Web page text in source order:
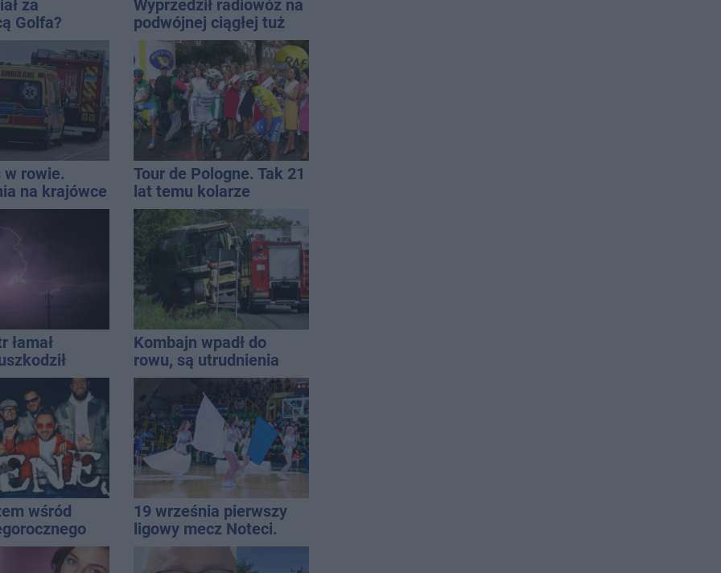
za
Golfa?
zbiegł po
Wyprzedził radiowóz na
podwójnej ciągłej tuż
przed pasami
rowie.
na krajówce
Tour de Pologne. Tak 21
lat temu kolarze
startowali z
Inowrocławia
łamał
koniec
Kombajn wpadł do
rowu, są utrudnienia
wśród
19 września pierwszy
ligowy mecz Noteci.
Znamy cały terminarz